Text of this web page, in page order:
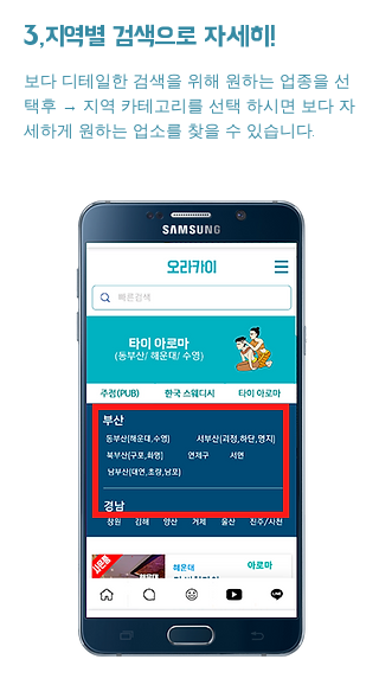
3,지역별 검색으로 자세히!
보다 디테일한 검색을 위해 원하는 업종을 선
택후 → 지역 카테고리를 선택 하시면 보다 자
세하게 원하는 업소를 찾을 수 있습니다.